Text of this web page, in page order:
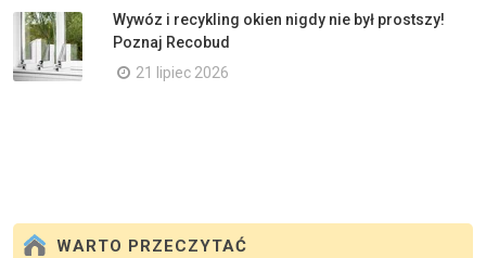
Wywóz i recykling okien nigdy nie był prostszy!
Poznaj Recobud
21 lipiec 2026
WARTO PRZECZYTAĆ